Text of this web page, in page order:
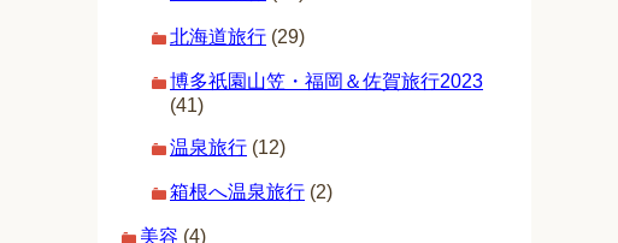
北海道旅行 (29)
博多祇園山笠・福岡＆佐賀旅行2023
(41)
温泉旅行 (12)
箱根へ温泉旅行 (2)
美容 (4)